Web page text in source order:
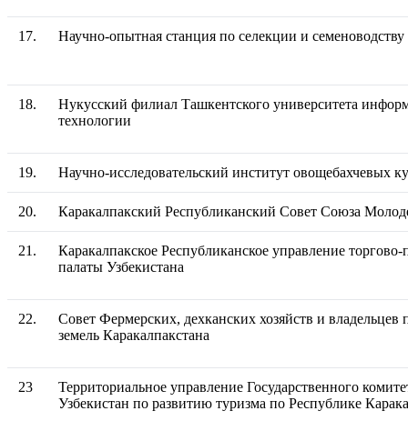
17. Научно-опытная станция по селекции и
18.
Нукусский филиал Ташкентского университета
технологии
19. Научно-исследовательский институт овощебахчевых
20. Каракалпакский Республиканский Совет Союза
21.
Каракалпакское Республиканское управление
палаты Узбекистана
22.
Совет Фермерских, дехканских хозяйств и владельцев
земель Каракалпакстана
23
Территориальное управление Государственного
Узбекистан по развитию туризма по Республике